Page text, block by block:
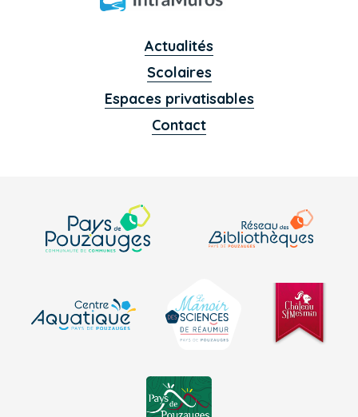
Actualités
Scolaires
Espaces privatisables
Contact